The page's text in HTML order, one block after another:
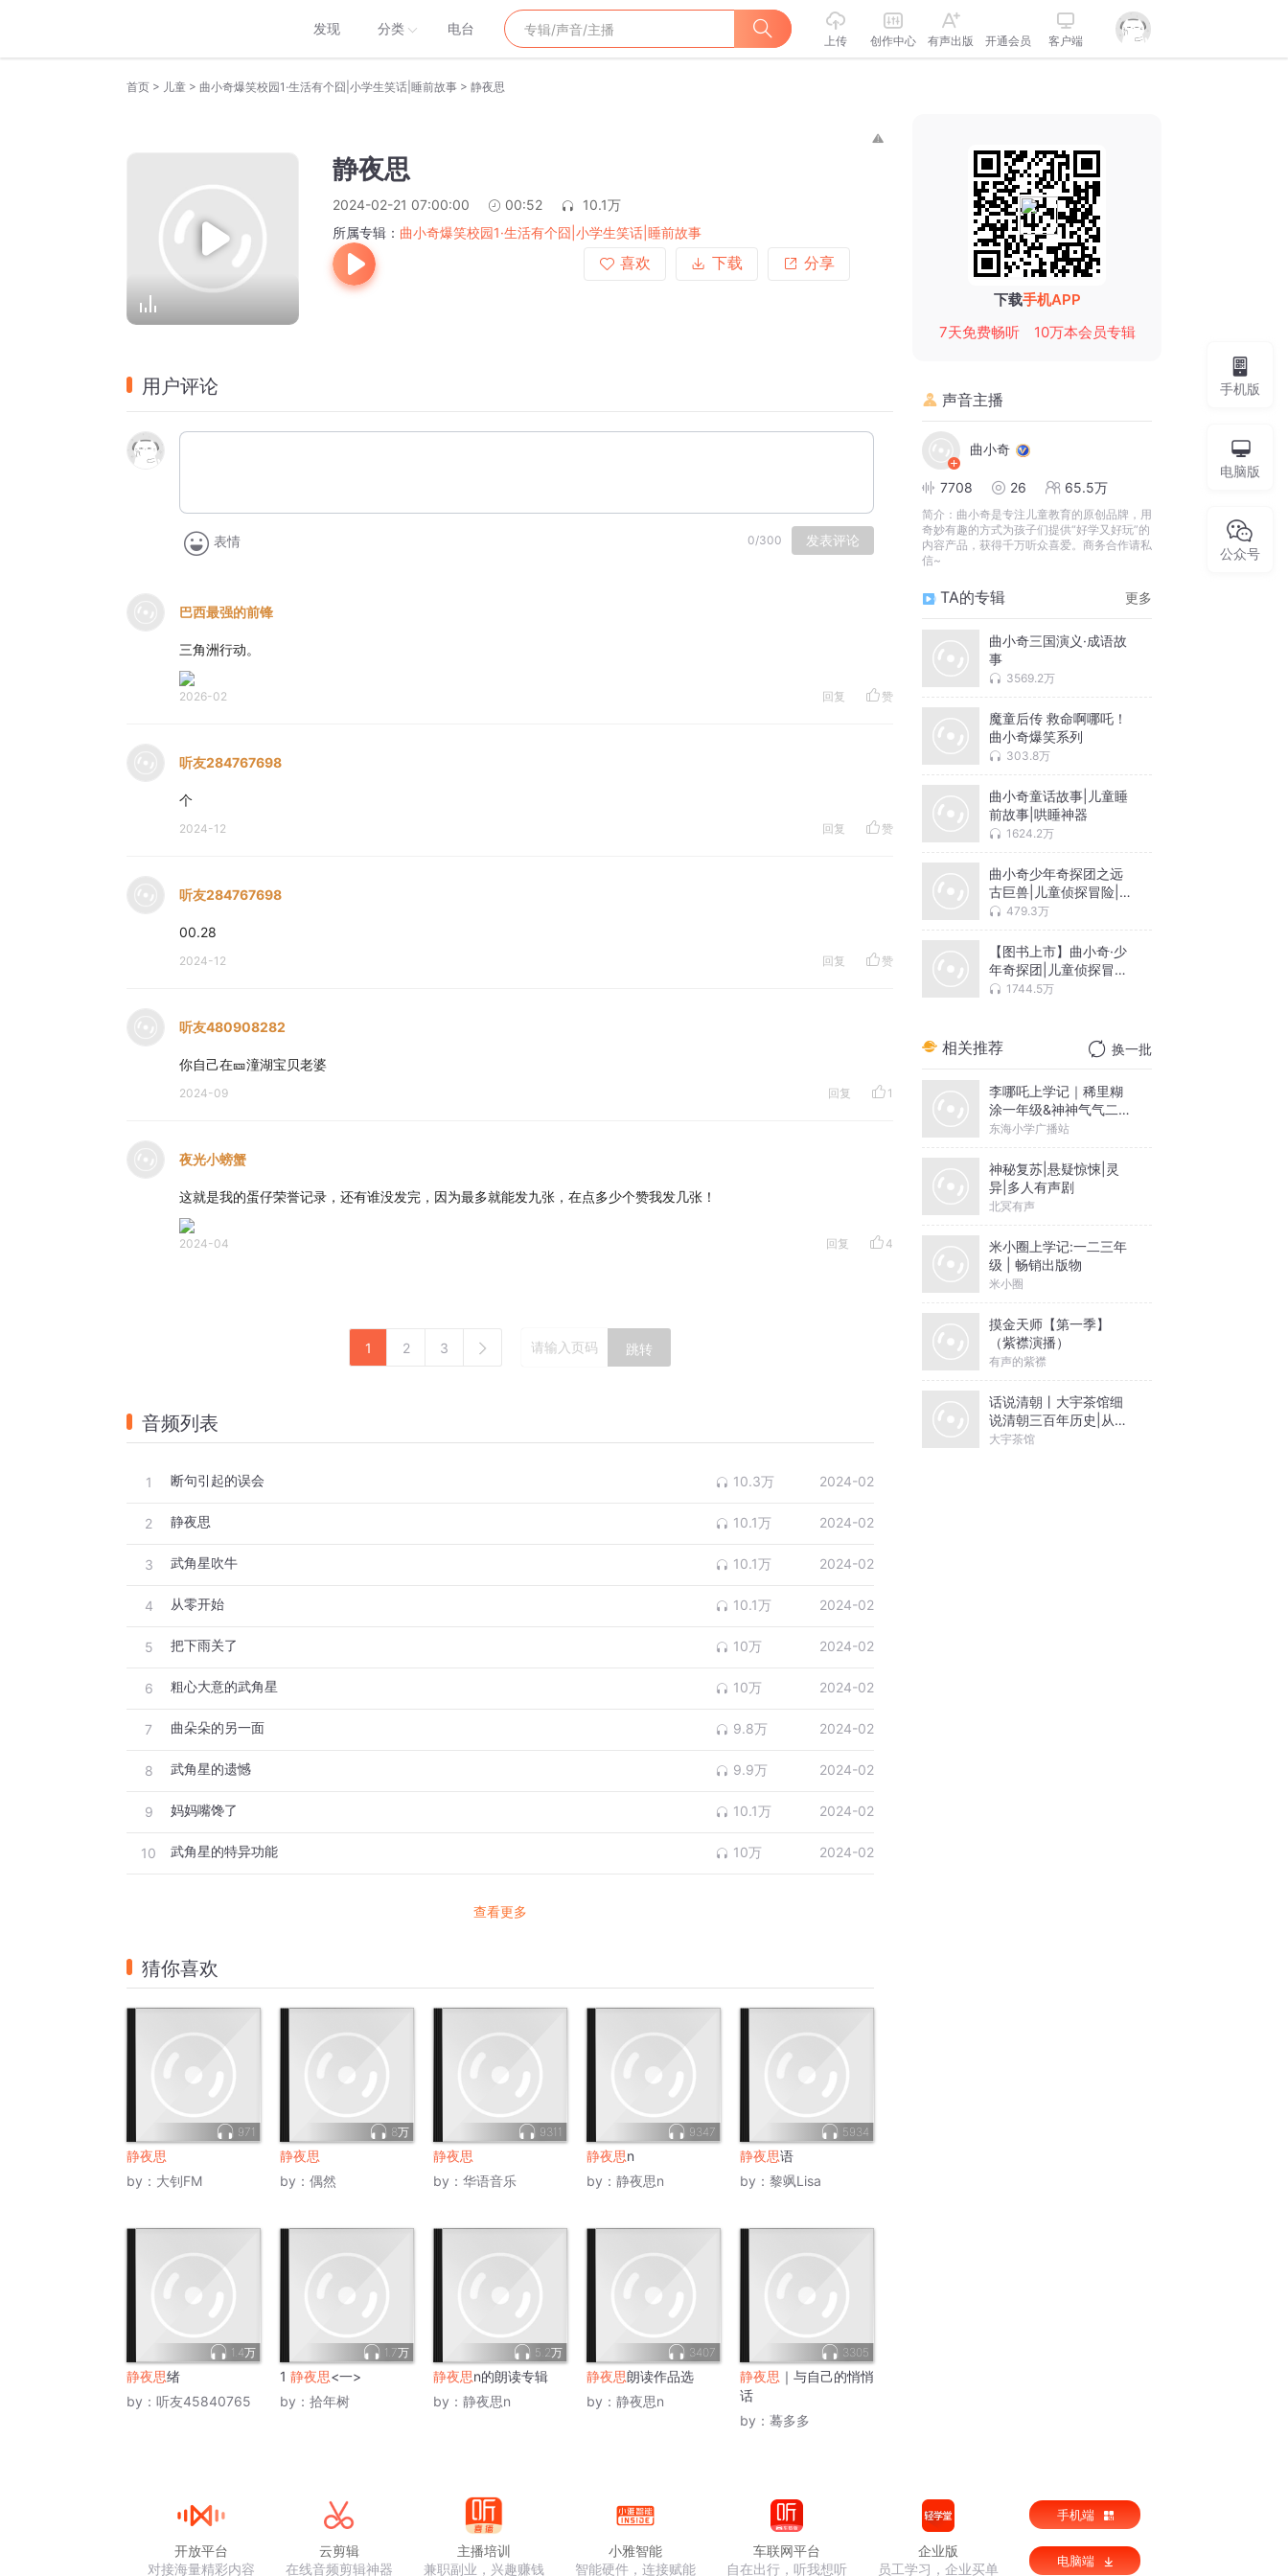
发现 分类 电台
上传 创作中心 有声出版 开通会员 客户端
首页 > 儿童 > 曲小奇爆笑校园1·生活有个囧|小学生笑话|睡前故事 > 静夜思
静夜思
2024-02-21 07:00:00 00:52
10.1万
所属专辑： 曲小奇爆笑校园1·生活有个囧|小学生笑话|睡前故事
喜欢
下载 分享
用户评论
表情 0/300 发表评论
巴西最强的前锋
三角洲行动。
2026-02 回复 赞
听友284767698
个
2024-12 回复 赞
听友284767698
00.28
2024-12 回复 赞
听友480908282
你自己在🎫潼湖宝贝老婆
2024-09 回复 1
夜光小螃蟹
这就是我的蛋仔荣誉记录，还有谁没发完，因为最多就能发九张，在点多少个赞我发几张！
2024-04 回复 4
1 2 3 跳转
音频列表
1 断句引起的误会 10.3万 2024-02
2 静夜思 10.1万 2024-02
3 武角星吹牛 10.1万 2024-02
4 从零开始 10.1万 2024-02
5 把下雨关了 10万 2024-02
6 粗心大意的武角星 10万 2024-02
7 曲朵朵的另一面 9.8万 2024-02
8 武角星的遗憾 9.9万 2024-02
9 妈妈嘴馋了 10.1万 2024-02
10 武角星的特异功能 10万 2024-02
查看更多
猜你喜欢
971
静夜思
by： 大钊FM
8万
静夜思
by： 偶然
9311
静夜思
by： 华语音乐
9347
静夜思n
by： 静夜思n
5934
静夜思语
by： 黎飒Lisa
1.4万
静夜思绪
by： 听友45840765
1.7万
1 静夜思<一>
by： 拾年树
5.2万
静夜思n的朗读专辑
by： 静夜思n
3407
静夜思朗读作品选
by： 静夜思n
3305
静夜思 ｜与自己的悄悄
话
by： 蓦多多
下载手机APP
7天免费畅听
10万本会员专辑
声音主播
曲小奇
7708 26 65.5万
简介： 曲小奇是专注儿童教育的原创品牌，用
奇妙有趣的方式为孩子们提供“好学又好玩”的
内容产品，获得千万听众喜爱。商务合作请私
信~
TA的专辑 更多
曲小奇三国演义·成语故
事
3569.2万
魔童后传 救命啊哪吒！
曲小奇爆笑系列
303.8万
曲小奇童话故事|儿童睡
前故事|哄睡神器
1624.2万
曲小奇少年奇探团之远
古巨兽|儿童侦探冒险|恐
龙故事
479.3万
【图书上市】曲小奇·少
年奇探团|儿童侦探冒险
故事1744.5万
相关推荐 换一批
李哪吒上学记｜稀里糊
涂一年级&神神气气二年
级
东海小学广播站
神秘复苏|悬疑惊悚|灵
异|多人有声剧
北冥有声
米小圈上学记:一二三年
级 | 畅销出版物
米小圈
摸金天师【第一季】
（紫襟演播）
有声的紫襟
话说清朝丨大宇茶馆细
说清朝三百年历史|从努
尔哈赤到末代皇帝溥仪|
大宇茶馆
手机版
电脑版
公众号
开放平台
对接海量精彩内容
云剪辑
在线音频剪辑神器
主播培训
兼职副业，兴趣赚钱
小雅智能
智能硬件，连接赋能
车联网平台
自在出行，听我想听
企业版
员工学习，企业买单
手机端
电脑端